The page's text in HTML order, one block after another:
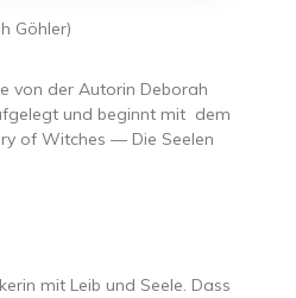
Göhler)
von der Autorin Deborah
und beginnt mit dem
of Witches — Die Seelen
mit Leib und Seele. Dass